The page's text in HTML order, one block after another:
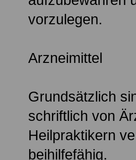
vorzulegen.
Arzneimittel
Grundsätzlich
schriftlich von
Heilpraktikern
beihilfefähig.